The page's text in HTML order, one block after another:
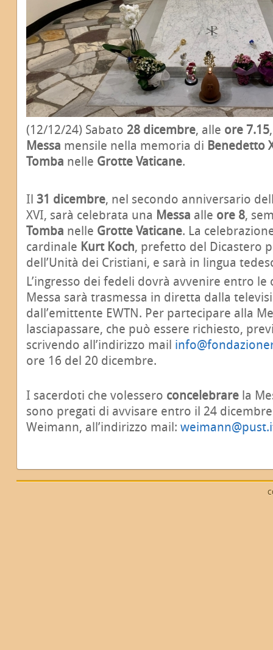
(12/12/24) Sabato 28 dicembre, alle ore 7.15
Messa mensile nella memoria di Benedetto
Tomba nelle Grotte Vaticane.
Il 31 dicembre, nel secondo anniversario
XVI, sarà celebrata una Messa alle ore 8,
Tomba nelle Grotte Vaticane. La
cardinale Kurt Koch, prefetto del Dicastero
dell’Unità dei Cristiani, e sarà in lingua
L’ingresso dei fedeli dovrà avvenire entro le
Messa sarà trasmessa in diretta dalla
dall’emittente EWTN. Per partecipare alla
lasciapassare, che può essere richiesto,
scrivendo all’indirizzo mail
ore 16 del 20 dicembre.
I sacerdoti che volessero concelebrare la
sono pregati di avvisare entro il 24
Weimann, all’indirizzo mail: